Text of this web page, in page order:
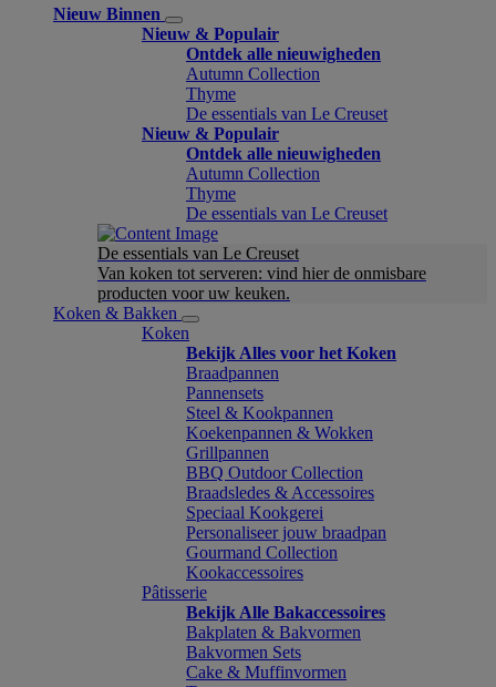
Nieuw Binnen
Nieuw & Populair
Ontdek alle nieuwigheden
Autumn Collection
Thyme
De essentials van Le Creuset
Nieuw & Populair
Ontdek alle nieuwigheden
Autumn Collection
Thyme
De essentials van Le Creuset
De essentials van Le Creuset
Van koken tot serveren: vind hier de onmisbare
producten voor uw keuken.
Koken & Bakken
Koken
Bekijk Alles voor het Koken
Braadpannen
Pannensets
Steel & Kookpannen
Koekenpannen & Wokken
Grillpannen
BBQ Outdoor Collection
Braadsledes & Accessoires
Speciaal Kookgerei
Personaliseer jouw braadpan
Gourmand Collection
Kookaccessoires
Pâtisserie
Bekijk Alle Bakaccessoires
Bakplaten & Bakvormen
Bakvormen Sets
Cake & Muffinvormen